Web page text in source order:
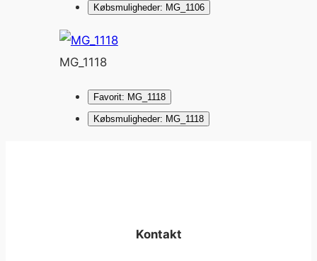
Købsmuligheder: MG_1106
MG_1118
Favorit: MG_1118
Købsmuligheder: MG_1118
Kontakt